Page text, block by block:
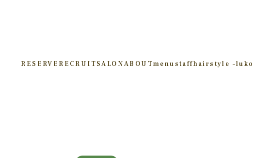
RESERVE RECRUITSALONABOUTmenu staffhairstyle –luko